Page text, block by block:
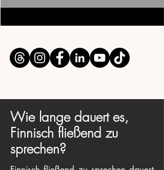
Wie lange dauert es,
Finnisch fließend zu
sprechen?